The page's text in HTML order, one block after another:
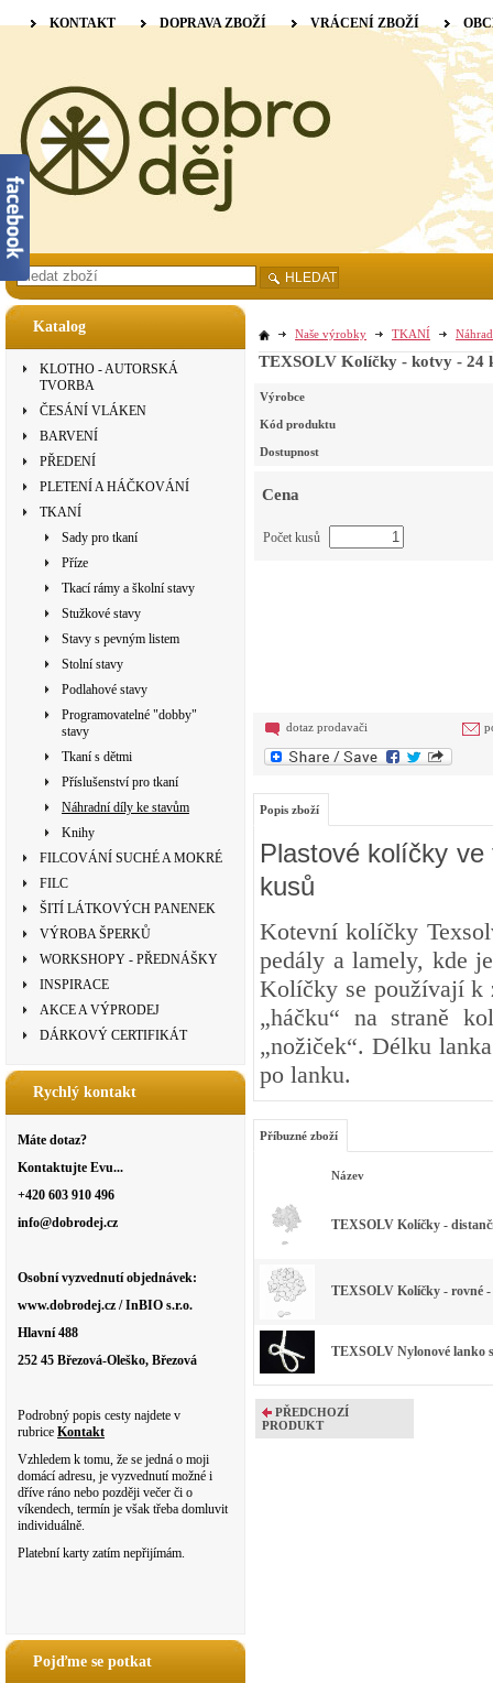
Katalog
KLOTHO - AUTORSKÁ
TVORBA
ČESÁNÍ VLÁKEN
BARVENÍ
PŘEDENÍ
PLETENÍ A HÁČKOVÁNÍ
TKANÍ
Sady pro tkaní
Příze
Tkací rámy a školní stavy
Stužkové stavy
Stavy s pevným listem
Stolní stavy
Podlahové stavy
Programovatelné "dobby"
stavy
Tkaní s dětmi
Příslušenství pro tkaní
Náhradní díly ke stavům
Knihy
FILCOVÁNÍ SUCHÉ A MOKRÉ
FILC
ŠITÍ LÁTKOVÝCH PANENEK
VÝROBA ŠPERKŮ
WORKSHOPY - PŘEDNÁŠKY
INSPIRACE
AKCE A VÝPRODEJ
DÁRKOVÝ CERTIFIKÁT
Rychlý kontakt
Máte dotaz?
Kontaktujte Evu...
+420 603 910 496
info@dobrodej.cz
Osobní vyzvednutí objednávek:
www.dobrodej.cz / InBIO s.r.o.
Hlavní 488
252 45 Březová-Oleško, Březová
Podrobný popis cesty najdete v
rubrice Kontakt
Vzhledem k tomu, že se jedná o moji
domácí adresu, je vyzvednutí možné i
dříve ráno nebo později večer či o
víkendech, termín je však třeba domluvit
individuálně.
Platební karty zatím nepřijímám.
Pojďme se potkat
Naše výrobky TKANÍ
TEXSOLV Kolíčky - kotvy - 24
Výrobce
Kód produktu
Dostupnost
Cena
Počet kusů
dotaz prodavači
Popis zboží
Plastové kolíčky
kusů
Kotevní kolíčky
pedály a lamely, kde
Kolíčky se používají k
„háčku“ na straně
„nožiček“. Délku
po lanku.
Příbuzné zboží
Název
TEXSOLV Kolíčky -
TEXSOLV Kolíčky - rovné -
TEXSOLV Nylonové lanko
PŘEDCHOZÍ
PRODUKT
KONTAKT DOPRAVA ZBOŽÍ VRÁCENÍ ZBOŽÍ
HLEDAT